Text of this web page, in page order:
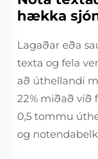
hækka
Lagaðar eða
texta og fela
að úthellandi
22% miðað við
0,5 tommu
og